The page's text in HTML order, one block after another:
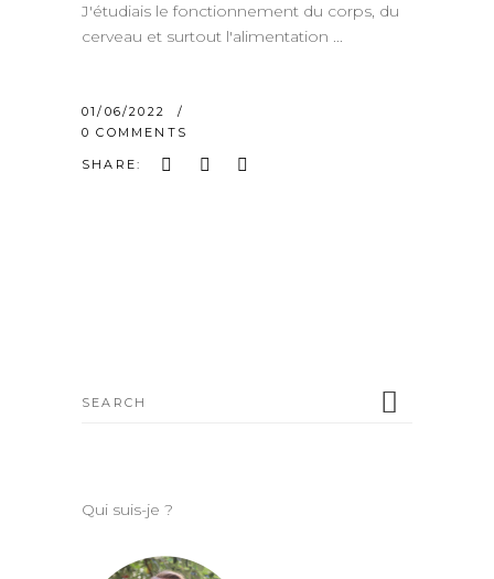
J'étudiais le fonctionnement du corps, du
cerveau et surtout l'alimentation
01/06/2022
0 COMMENTS
SHARE:
Search
Qui suis-je ?